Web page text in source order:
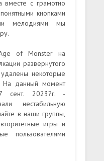
вместе с грамотно
кнопками
мелодиями мы
of Monster на
развернутого
некоторые
На данный момент
сент. 2023?г. -
нестабильную
в наши группы,
игры и
пользователями